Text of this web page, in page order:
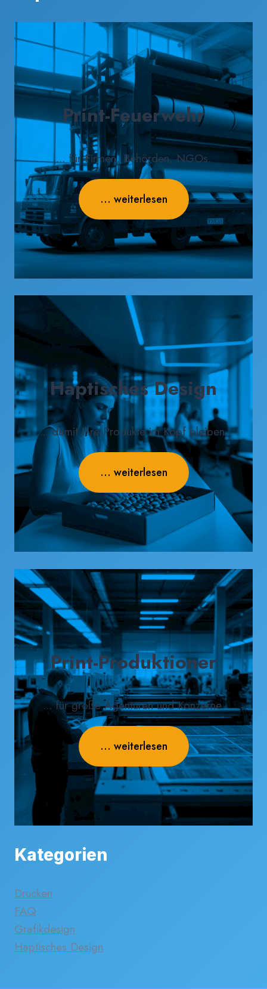
Print-Feuerwehr
... für Firmen, Behörden, NGOs.
... weiterlesen
Haptisches Design
... damit Ihre Produkte im Kopf bleiben.
... weiterlesen
Print-Produktioner
... für große Agenturen und Konzerne.
... weiterlesen
Kategorien
Drucken
FAQ
Grafikdesign
Haptisches Design